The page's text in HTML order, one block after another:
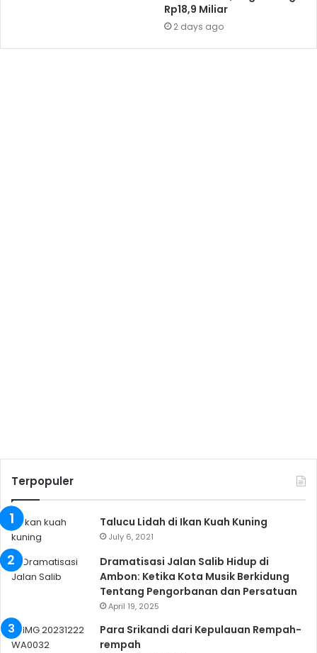
Rp18,9 Miliar
2 days ago
Terpopuler
Talucu Lidah di Ikan Kuah Kuning
July 6, 2021
Dramatisasi Jalan Salib Hidup di
Ambon: Ketika Kota Musik Berkidung
Tentang Pengorbanan dan Persatuan
April 19, 2025
Para Srikandi dari Kepulauan Rempah-
rempah